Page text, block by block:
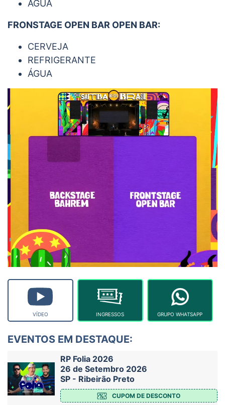
ÁGUA
FRONSTAGE OPEN BAR OPEN BAR:
CERVEJA
REFRIGERANTE
ÁGUA
VÍDEO INGRESSOS GRUPO WHATSAPP
EVENTOS EM DESTAQUE:
RP Folia 2026
26 de Setembro 2026
SP - Ribeirão Preto
CUPOM DE DESCONTO